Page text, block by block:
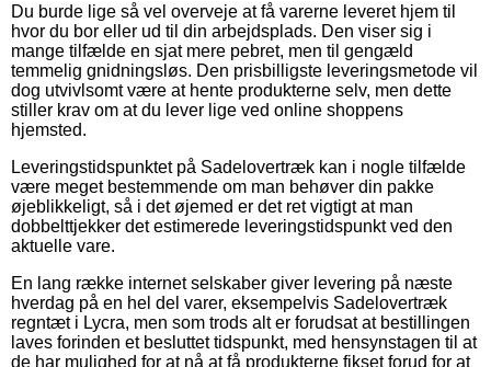
Du burde lige så vel overveje at få varerne leveret hjem til
hvor du bor eller ud til din arbejdsplads. Den viser sig i
mange tilfælde en sjat mere pebret, men til gengæld
temmelig gnidningsløs. Den prisbilligste leveringsmetode vil
dog utvivlsomt være at hente produkterne selv, men dette
stiller krav om at du lever lige ved online shoppens
hjemsted.
Leveringstidspunktet på Sadelovertræk kan i nogle tilfælde
være meget bestemmende om man behøver din pakke
øjeblikkeligt, så i det øjemed er det ret vigtigt at man
dobbelttjekker det estimerede leveringstidspunkt ved den
aktuelle vare.
En lang række internet selskaber giver levering på næste
hverdag på en hel del varer, eksempelvis Sadelovertræk
regntæt i Lycra, men som trods alt er forudsat at bestillingen
laves forinden et besluttet tidspunkt, med hensynstagen til at
de har mulighed for at nå at få produkterne fikset forud for at